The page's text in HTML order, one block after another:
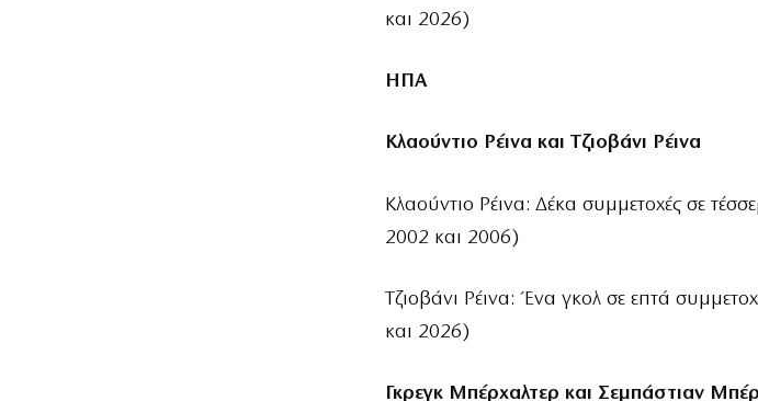
και 2026)
ΗΠΑ
Κλαούντιο Ρέινα και Τζιοβάνι Ρέινα
Κλαούντιο Ρέινα: Δέκα συμμετοχές σε
2002 και 2006)
Τζιοβάνι Ρέινα: Ένα γκολ σε επτά
και 2026)
Γκρεγκ Μπέρχαλτερ και Σεμπάστιαν